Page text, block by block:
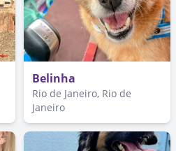
Belinha
Rio de Janeiro, Rio de
Janeiro